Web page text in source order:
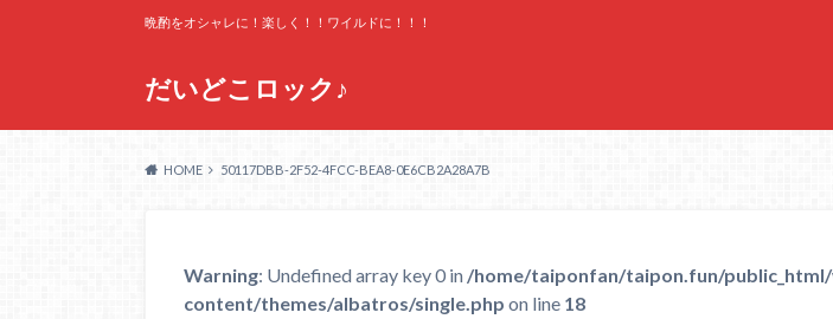
だいどこロック♪
晩酌をオシャレに！楽しく！！ワイルドに！！！
HOME 50117DBB-2F52-4FCC-BEA8-0E6CB2A28A7B
Warning: Undefined array key 0 in /home/taiponfan/taipon.fun/
content/themes/albatros/single.php on line 18